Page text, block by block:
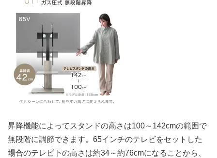
昇降機能によってスタンドの高さは100～142cmの範囲で
無段階に調節できます。65インチのテレビをセットした
場合のテレビ下の高さは約34～約76cmになることから、